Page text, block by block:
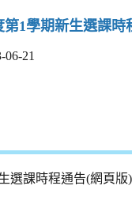
第1學期新生選課時
21
選課時程通告(網頁版